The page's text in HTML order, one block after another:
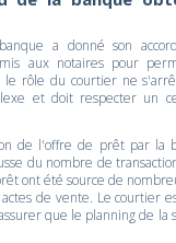
a donné son
aux notaires pour
le rôle du courtier ne
et doit respecter un
de l'offre de prêt par la
du nombre de
ont été source de
de vente. Le courtier
que le planning de la